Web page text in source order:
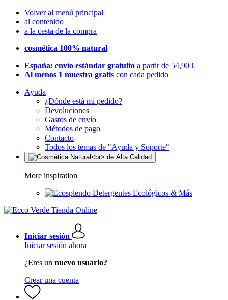
Volver al menú principal
al contenido
a la cesta de la compra
cosmética 100% natural
España: envío estándar gratuito a partir de 54,90 €
Al menos 1 muestra gratis con cada pedido
Ayuda
¿Dónde está mi pedido?
Devoluciones
Gastos de envío
Métodos de pago
Contacto
Todos los temas de "Ayuda y Soporte"
More inspiration
Detergentes Ecológicos & Más
Iniciar sesión
Iniciar sesión ahora
¿Eres un nuevo usuario?
Crear una cuenta